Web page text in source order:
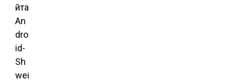
йта
An
dro
id-
Sh
wei